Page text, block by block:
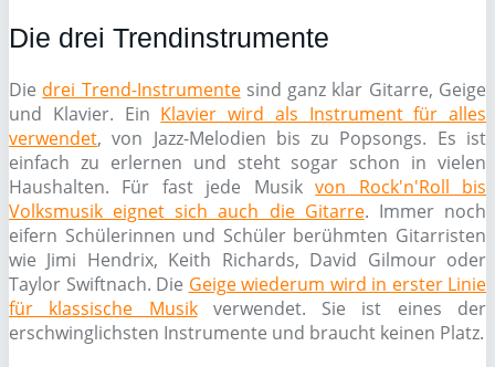
Die drei Trendinstrumente
Die drei Trend-Instrumentesind ganz klar Gitarre, Geige
und Klavier. Ein Klavier wird als Instrument für alles
verwendet, von Jazz-Melodien bis zu Popsongs. Es ist
einfach zu erlernen und steht sogar schon in vielen
Haushalten. Für fast jede Musikvon Rock'n'Roll bis
Volksmusik eignet sich auch die Gitarre. Immer noch
eifern Schülerinnen und Schüler berühmten Gitarristen
wie Jimi Hendrix, Keith Richards, David Gilmour oder
Taylor Swiftnach. Die Geige wiederum wird in erster Linie
für klassische Musikverwendet. Sie ist eines der
erschwinglichsten Instrumente und braucht keinen Platz.